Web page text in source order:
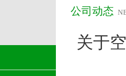
公司动态
关于